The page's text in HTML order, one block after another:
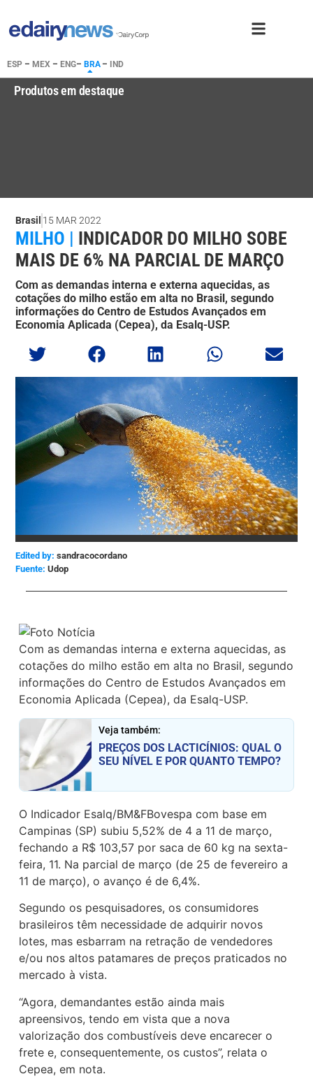
ESP – MEX – ENG– BRA– IND
Produtos em destaque
Brasil 15 MAR 2022
MILHO | INDICADOR DO MILHO SOBE
MAIS DE 6% NA PARCIAL DE MARÇO
Com as demandas interna e externa aquecidas, as
cotações do milho estão em alta no Brasil, segundo
informações do Centro de Estudos Avançados em
Economia Aplicada (Cepea), da Esalq-USP.
Edited by: sandracocordano
Udop
Com as demandas interna e externa aquecidas, as
cotações do milho estão em alta no Brasil, segundo
informações do Centro de Estudos Avançados em
Economia Aplicada (Cepea), da Esalq-USP.
Veja também:
PREÇOS DOS LACTICÍNIOS: QUAL O
SEU NÍVEL E POR QUANTO TEMPO?
O Indicador Esalq/BM&FBovespa com base em
Campinas (SP) subiu 5,52% de 4 a 11 de março,
fechando a R$ 103,57 por saca de 60 kg na sexta-
feira, 11. Na parcial de março (de 25 de fevereiro a
11 de março), o avanço é de 6,4%.
Segundo os pesquisadores, os consumidores
brasileiros têm necessidade de adquirir novos
lotes, mas esbarram na retração de vendedores
e/ou nos altos patamares de preços praticados no
mercado à vista.
“Agora, demandantes estão ainda mais
apreensivos, tendo em vista que a nova
valorização dos combustíveis deve encarecer o
frete e, consequentemente, os custos”, relata o
Cepea, em nota.